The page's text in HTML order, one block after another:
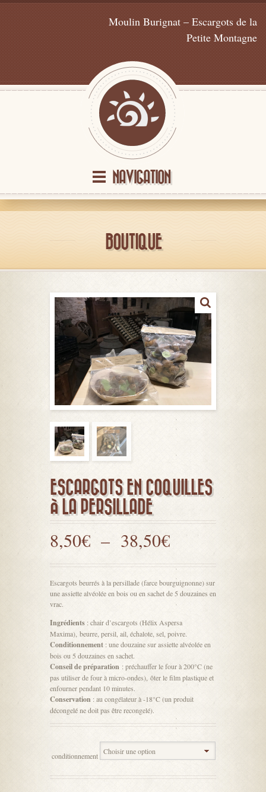
Moulin Burignat – Escargots de la
Petite Montagne
NAVIGATION
BOUTIQUE
ESCARGOTS EN COQUILLES
À LA PERSILLADE
8,50€ – 38,50€
Escargots beurrés à la persillade (farce bourguignonne) sur
une assiette alvéolée en bois ou en sachet de 5 douzaines en
vrac.
Ingrédients : chair d’escargots (Hélix Aspersa
Maxima), beurre, persil, ail, échalote, sel, poivre.
Conditionnement : une douzaine sur assiette alvéolée en
bois ou 5 douzaines en sachet.
Conseil de préparation : préchauffer le four à 200°C (ne
pas utiliser de four à micro-ondes), ôter le film plastique et
enfourner pendant 10 minutes.
Conservation : au congélateur à -18°C (un produit
décongelé ne doit pas être recongelé).
conditionnement